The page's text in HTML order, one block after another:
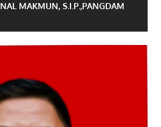
MAKMUN, S.I.P.,PANGDAM